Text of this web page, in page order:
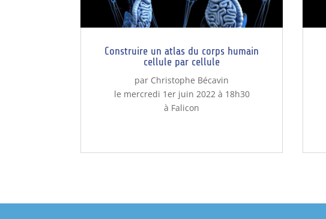
Construire un atlas du corps humain
cellule par cellule
par Christophe Bécavin
le mercredi 1er juin 2022 à 18h30
à Falicon